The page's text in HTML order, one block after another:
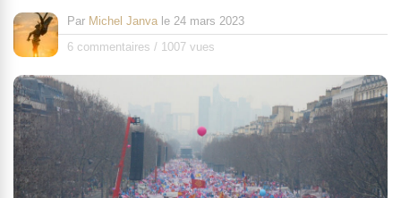
Par Michel Janva le 24 mars 2023
6 commentaires / 1007 vues